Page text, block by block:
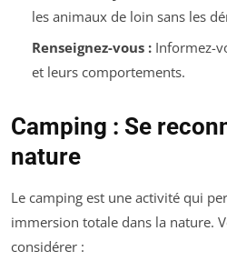
les animaux de loin sans les
Renseignez-vous :Informez-
et leurs comportements.
Camping : Se
nature
Le camping est une activité qui
immersion totale dans la nature.
considérer :